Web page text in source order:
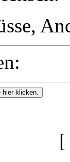
hier klicken.
[